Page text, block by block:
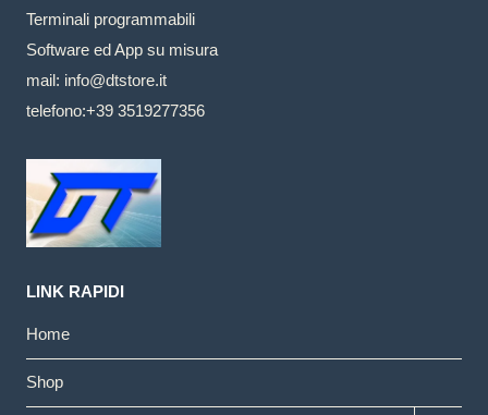
Terminali programmabili
Software ed App su misura
mail: info@dtstore.it
telefono:+39 3519277356
LINK RAPIDI
Home
Shop